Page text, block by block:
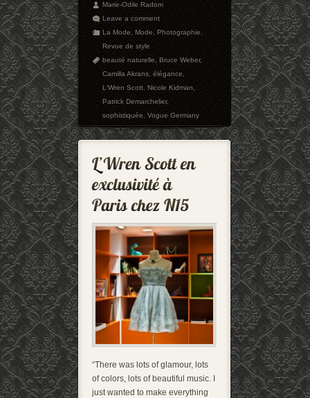
Marie-Odile Radom
Leave a comment
La Mode,Mode,Photographie,
Revue de style
beauté naturelle,Bruce Weber,
Camilla Akrans,élégance,
L'Wren Scott,Nicole Kidman,
Patrick Demarchelier,
sophistiquée,Vogue Germany
“There was lots of glamour, lots
of colors, lots of beautiful music. I
just wanted to make everything